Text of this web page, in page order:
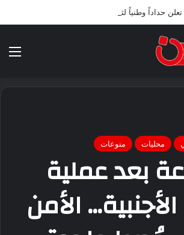
حداداً وطنياً لثلاثة أيام ابتداء من اليوم
محليات منوعات
بعد عملية
الأجنبية… الأمن